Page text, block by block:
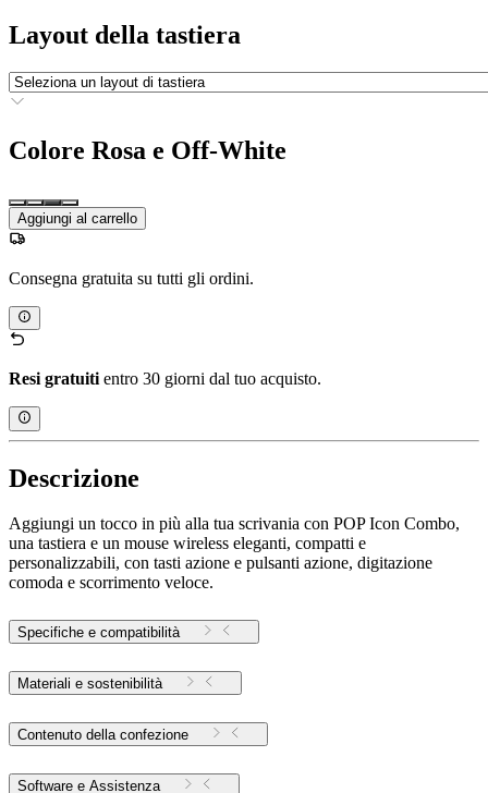
Layout della tastiera
Colore Rosa e Off-White
Aggiungi al carrello
Consegna gratuita su tutti gli ordini.
Resi gratuiti entro 30 giorni dal tuo acquisto.
Descrizione
Aggiungi un tocco in più alla tua scrivania con POP Icon Combo,
una tastiera e un mouse wireless eleganti, compatti e
personalizzabili, con tasti azione e pulsanti azione, digitazione
comoda e scorrimento veloce.
Specifiche e compatibilità
Materiali e sostenibilità
Contenuto della confezione
Software e Assistenza